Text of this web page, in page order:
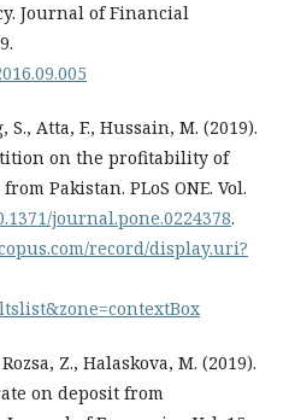
Journal of Financial
S., Atta, F., Hussain, M. (2019).
on the profitability of
Pakistan. PLoS ONE. Vol.
journal.pone.0224378.
record/display.uri?
Z., Halaskova, M. (2019).
on deposit from